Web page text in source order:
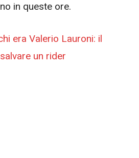
in queste ore.
era Valerio Lauroni: il
un rider